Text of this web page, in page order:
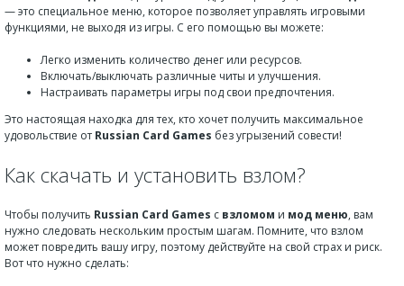
— это специальное меню, которое позволяет управлять игровыми
функциями, не выходя из игры. С его помощью вы можете:
Легко изменить количество денег или ресурсов.
Включать/выключать различные читы и улучшения.
Настраивать параметры игры под свои предпочтения.
Это настоящая находка для тех, кто хочет получить максимальное
удовольствие от Russian Card Games без угрызений совести!
Как скачать и установить взлом?
Чтобы получить Russian Card Games с взломом и мод меню, вам
нужно следовать нескольким простым шагам. Помните, что взлом
может повредить вашу игру, поэтому действуйте на свой страх и риск.
Вот что нужно сделать: